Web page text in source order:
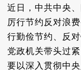
近日，中共中央
厉行节约反对浪
行勤俭节约、反
党政机关带头过
要以深入贯彻中